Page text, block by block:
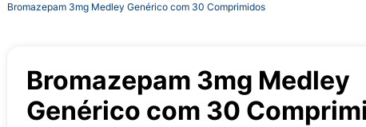
Bromazepam 3mg Medley Genérico com 30 Comprimidos
Bromazepam 3mg Medley
Genérico com 30